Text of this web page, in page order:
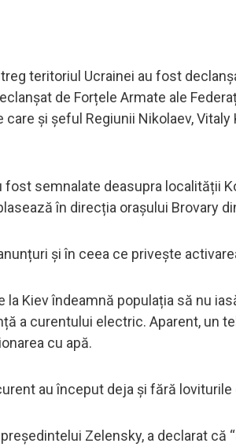
teritoriul Ucrainei au fost
de Forțele Armate ale
și șeful Regiunii Nikolaev,
semnalate deasupra localității
în direcția orașului Brovary
și în ceea ce privește
Kiev îndeamnă populația să nu
a curentului electric. Aparent, un
cu apă.
au început deja și fără loviturile
Zelensky, a declarat că